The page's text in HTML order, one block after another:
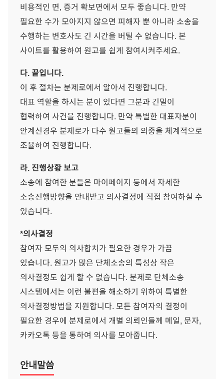
비용적인 면, 증거 확보면에서 모두 좋습니다. 만약
필요한 수가 모아지지 않으면 피해자 뿐 아니라 소송을
수행하는 변호사도 긴 시간을 버틸 수 없습니다. 본
사이트를 활용하여 원고를 쉽게 참여시켜주세요.
다. 끝입니다.
이 후 절차는 분제로에서 알아서 진행합니다.
대표 역할을 하시는 분이 있다면 그분과 긴밀이
협력하여 사건을 진행합니다. 만약 특별한 대표자분이
안계신경우 분제로가 다수 원고들의 의중을 체계적으로
조율하여 진행합니다.
라. 진행상황 보고
소송에 참여한 분들은 마이페이지 등에서 자세한
소송진행방향을 안내받고 의사결정에 직접 참여하실 수
있습니다.
*의사결정
참여자 모두의 의사합치가 필요한 경우가 가끔
있습니다. 원고가 많은 단체소송의 특성상 작은
의사결정도 쉽게 할 수 없습니다. 분제로 단체소송
시스템에서는 이런 불편을 해소하기 위하여 특별한
의사결정방법을 지원합니다. 모든 참여자의 결정이
필요한 경우에 분제로에서 개별 의뢰인들께 메일, 문자,
카카오톡 등을 통하여 의사를 모아줍니다.
안내말씀